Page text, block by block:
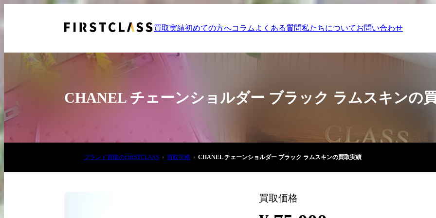
買取実績初めての方へコラム よくある質問私たちについてお問い合わせ
03-6908-5890
CHANEL チェーンショルダー ブラック ラムスキンの
ブランド買取のFIRSTCLASS 買取実績 CHANEL チェーンショルダー ブラック ラムスキンの買取実績
買取価格